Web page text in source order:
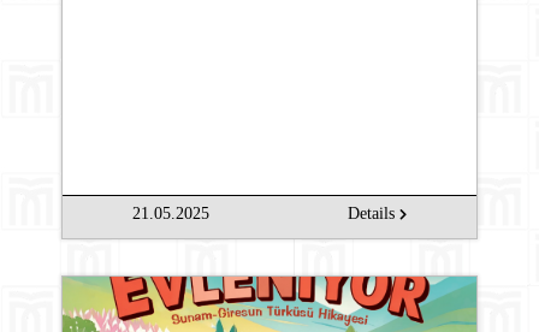
21.05.2025 Details